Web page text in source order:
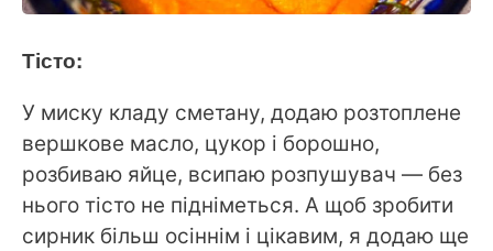
Тісто:
У миску кладу сметану, додаю розтоплене
вершкове масло, цукор і борошно,
розбиваю яйце, всипаю розпушувач — без
нього тісто не підніметься. А щоб зробити
сирник більш осіннім і цікавим, я додаю ще